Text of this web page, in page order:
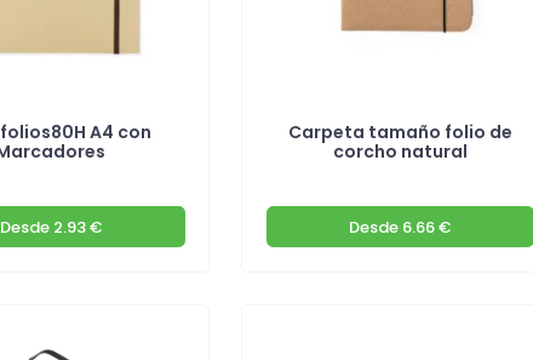
A4 con
Desde2.93 €
Carpeta tamaño folio de
corcho natural
Desde 6.66 €